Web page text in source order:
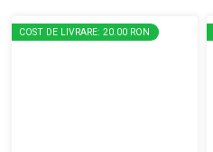
COST DE LIVRARE: 20.00 RON